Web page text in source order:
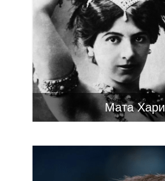
Мата Хари